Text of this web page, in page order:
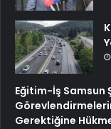
Eğitim-İş Samsun
Gerektiğine